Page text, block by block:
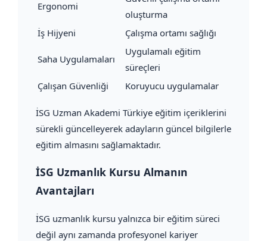
Ergonomi
oluşturma
İş Hijyeni
Çalışma ortamı sağlığı
Saha Uygulamaları
Uygulamalı eğitim
süreçleri
Çalışan Güvenliği
Koruyucu uygulamalar
İSG Uzman Akademi Türkiye eğitim içeriklerini
sürekli güncelleyerek adayların güncel bilgilerle
eğitim almasını sağlamaktadır.
İSG Uzmanlık Kursu Almanın
Avantajları
İSG uzmanlık kursu yalnızca bir eğitim süreci
değil aynı zamanda profesyonel kariyer